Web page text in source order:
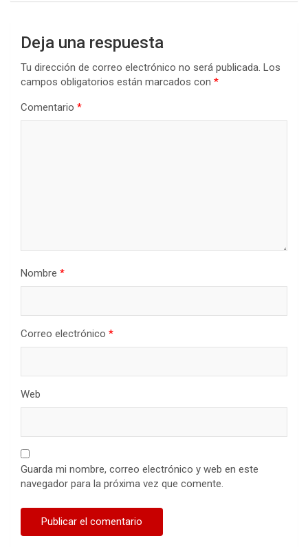
Deja una respuesta
Tu dirección de correo electrónico no será publicada. Los
campos obligatorios están marcados con *
Comentario *
Nombre *
Correo electrónico *
Web
Guarda mi nombre, correo electrónico y web en este
navegador para la próxima vez que comente.